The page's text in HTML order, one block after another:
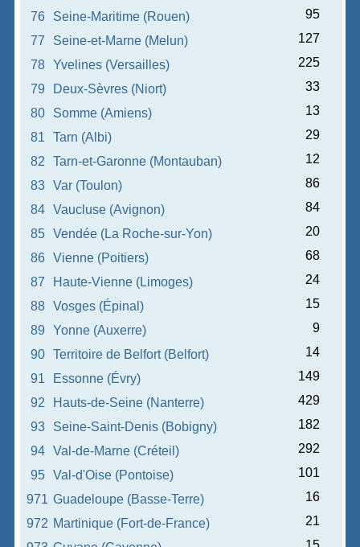
76
Seine-Maritime (Rouen)
95
77
Seine-et-Marne (Melun)
127
78
Yvelines (Versailles)
225
79
Deux-Sèvres (Niort)
33
80
Somme (Amiens)
13
81
Tarn (Albi)
29
82
Tarn-et-Garonne (Montauban)
12
83
Var (Toulon)
86
84
Vaucluse (Avignon)
84
85
Vendée (La Roche-sur-Yon)
20
86
Vienne (Poitiers)
68
87
Haute-Vienne (Limoges)
24
88
Vosges (Épinal)
15
89
Yonne (Auxerre)
9
90
Territoire de Belfort (Belfort)
14
91
Essonne (Évry)
149
92
Hauts-de-Seine (Nanterre)
429
93
Seine-Saint-Denis (Bobigny)
182
94
Val-de-Marne (Créteil)
292
95
Val-d'Oise (Pontoise)
101
971 Guadeloupe (Basse-Terre)
16
972 Martinique (Fort-de-France)
21